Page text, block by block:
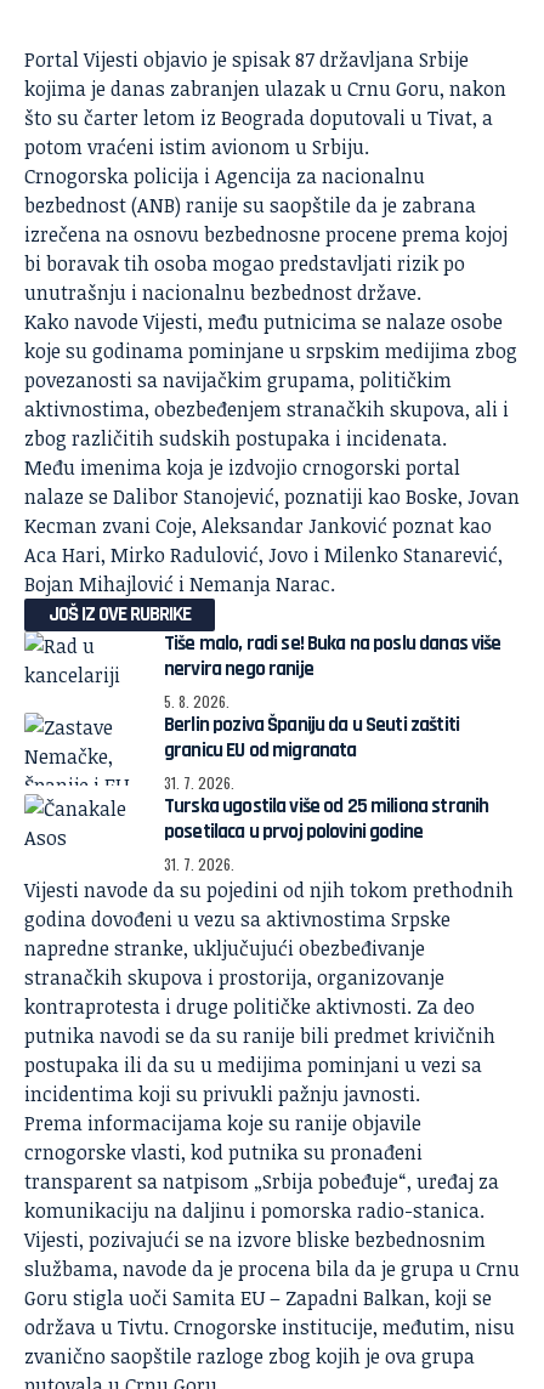
Portal Vijestiobjavio je spisak 87 državljana Srbije
kojima je danas zabranjen ulazak u Crnu Goru, nakon
što su čarter letom iz Beograda doputovali u Tivat, a
potom vraćeni istim avionom u Srbiju.
Crnogorska policija i Agencija za nacionalnu
bezbednost (ANB) ranije su saopštile da je zabrana
izrečena na osnovu bezbednosne procene prema kojoj
bi boravak tih osoba mogao predstavljati rizik po
unutrašnju i nacionalnu bezbednost države.
Kako navode Vijesti, među putnicima se nalaze osobe
koje su godinama pominjane u srpskim medijima zbog
povezanosti sa navijačkim grupama, političkim
aktivnostima, obezbeđenjem stranačkih skupova, ali i
zbog različitih sudskih postupaka i incidenata.
Među imenima koja je izdvojio crnogorski portal
nalaze se Dalibor Stanojević, poznatiji kao Boske, Jovan
Kecman zvani Coje, Aleksandar Janković poznat kao
Aca Hari, Mirko Radulović, Jovo i Milenko Stanarević,
Bojan Mihajlović i Nemanja Narac.
JOŠ IZ OVE RUBRIKE
Tiše malo, radi se! Buka na poslu danas više
nervira nego ranije
5. 8. 2026.
Berlin poziva Španiju da u Seuti zaštiti
granicu EU od migranata
31. 7. 2026.
Turska ugostila više od 25 miliona stranih
posetilaca u prvoj polovini godine
31. 7. 2026.
Vijesti navode da su pojedini od njih tokom prethodnih
godina dovođeni u vezu sa aktivnostima Srpske
napredne stranke, uključujući obezbeđivanje
stranačkih skupova i prostorija, organizovanje
kontraprotesta i druge političke aktivnosti. Za deo
putnika navodi se da su ranije bili predmet krivičnih
postupaka ili da su u medijima pominjani u vezi sa
incidentima koji su privukli pažnju javnosti.
Prema informacijama koje su ranije objavile
crnogorske vlasti, kod putnika su pronađeni
transparent sa natpisom „Srbija pobeđuje“, uređaj za
komunikaciju na daljinu i pomorska radio-stanica.
Vijesti, pozivajući se na izvore bliske bezbednosnim
službama, navode da je procena bila da je grupa u Crnu
Goru stigla uoči Samita EU – Zapadni Balkan, koji se
održava u Tivtu. Crnogorske institucije, međutim, nisu
zvanično saopštile razloge zbog kojih je ova grupa